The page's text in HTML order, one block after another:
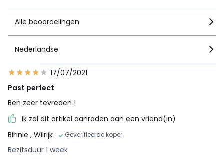
Alle beoordelingen
Nederlandse
17/07/2021
Past perfect
Ben zeer tevreden !
Ik zal dit artikel aanraden aan een vriend(in)
Binnie , Wilrijk Geverifieerde koper
Bezitsduur 1 week